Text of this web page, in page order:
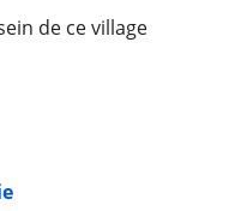
de ce village